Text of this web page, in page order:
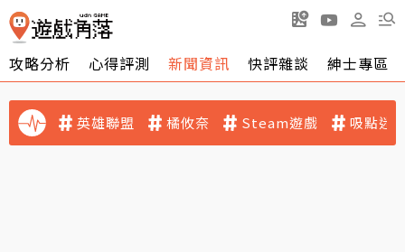
攻略分析 心得評測 新聞資訊 快評雜談 紳士專區
英雄聯盟 橘攸奈 Steam遊戲 吸點迷